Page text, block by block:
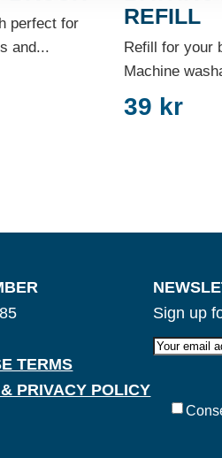
perfect for
and...
REFILL
Refill for your
Machine
39 kr
TERMS
PRIVACY POLICY
Sign up
E-